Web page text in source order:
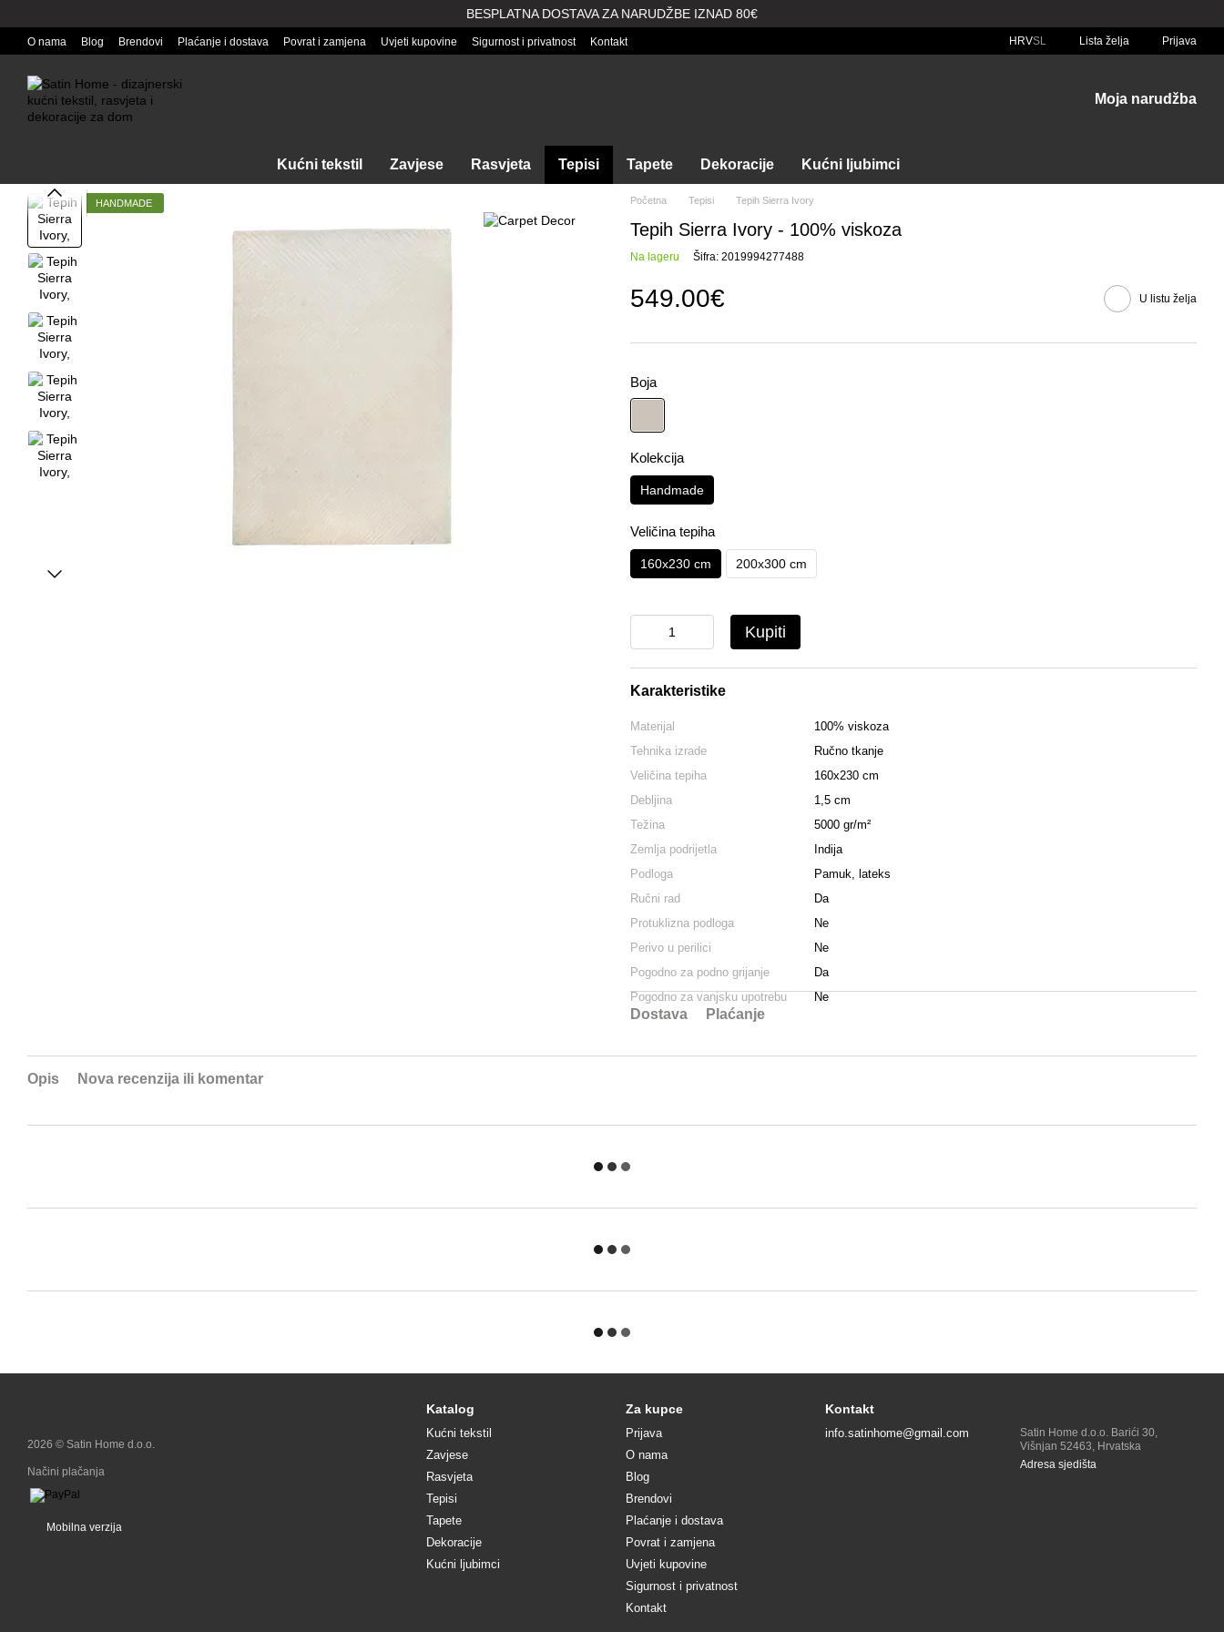
BESPLATNA DOSTAVA ZA NARUDŽBE IZNAD 80€
O nama Blog Brendovi Plaćanje i dostava Povrat i zamjena Uvjeti kupovine Sigurnost i privatnost Kontakt HRVSL Lista želja Prijava
Moja narudžba
Kućni tekstil Zavjese Rasvjeta Tepisi Tapete Dekoracije Kućni ljubimci
HANDMADE Početna Tepisi Tepih Sierra Ivory
Tepih Sierra Ivory - 100% viskoza
Na lageru Šifra: 2019994277488
549.00€ U listu želja
Boja
Kolekcija
Handmade
Veličina tepiha
160x230 cm 200x300 cm
Kupiti
Karakteristike
Materijal
100% viskoza
Tehnika izrade
Ručno tkanje
Veličina tepiha
160x230 cm
Debljina
1,5 cm
Težina
5000 gr/m²
Zemlja podrijetla
Indija
Podloga
Pamuk, lateks
Ručni rad
Da
Protuklizna podloga
Ne
Perivo u perilici
Ne
Pogodno za podno grijanje
Da
Pogodno za vanjsku upotrebu
Ne
Dostava Plaćanje
Opis Nova recenzija ili komentar
2026 © Satin Home d.o.o.
Načini plačanja
Mobilna verzija
Katalog
Kućni tekstil
Zavjese
Rasvjeta
Tepisi
Tapete
Dekoracije
Kućni ljubimci
Za kupce
Prijava
O nama
Blog
Brendovi
Plaćanje i dostava
Povrat i zamjena
Uvjeti kupovine
Sigurnost i privatnost
Kontakt
Kontakt
info.satinhome@gmail.com
Satin Home d.o.o. Barići 30,
Višnjan 52463, Hrvatska
Adresa sjedišta